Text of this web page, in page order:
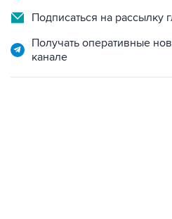
Подписаться на рассылку
Получать оперативные
канале